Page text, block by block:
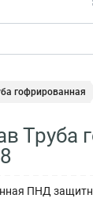
гофрированная
Труба
ПНД